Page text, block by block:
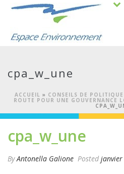
cpa_w_une
ACCUEIL » CONSEILS DE
ROUTE POUR UNE GOUVERNANCE
cpa_w_une
ByAntonella Galione Posted